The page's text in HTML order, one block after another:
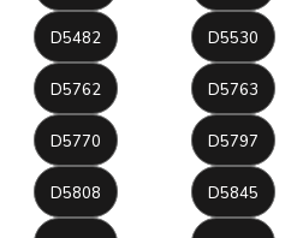
D5482 D5530
D5762 D5763
D5770 D5797
D5808 D5845